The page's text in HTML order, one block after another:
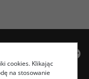
cookies. Klikając
na stosowanie